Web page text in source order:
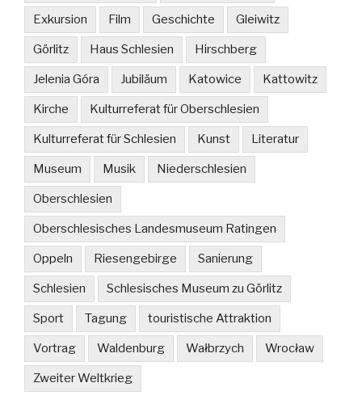
Exkursion Film Geschichte Gleiwitz
Görlitz Haus Schlesien Hirschberg
Jelenia Góra Jubiläum Katowice Kattowitz
Kirche Kulturreferat für Oberschlesien
Kulturreferat für Schlesien Kunst Literatur
Museum Musik Niederschlesien
Oberschlesien
Oberschlesisches Landesmuseum Ratingen
Oppeln Riesengebirge Sanierung
Schlesien Schlesisches Museum zu Görlitz
Sport Tagung touristische Attraktion
Vortrag Waldenburg Wałbrzych Wrocław
Zweiter Weltkrieg